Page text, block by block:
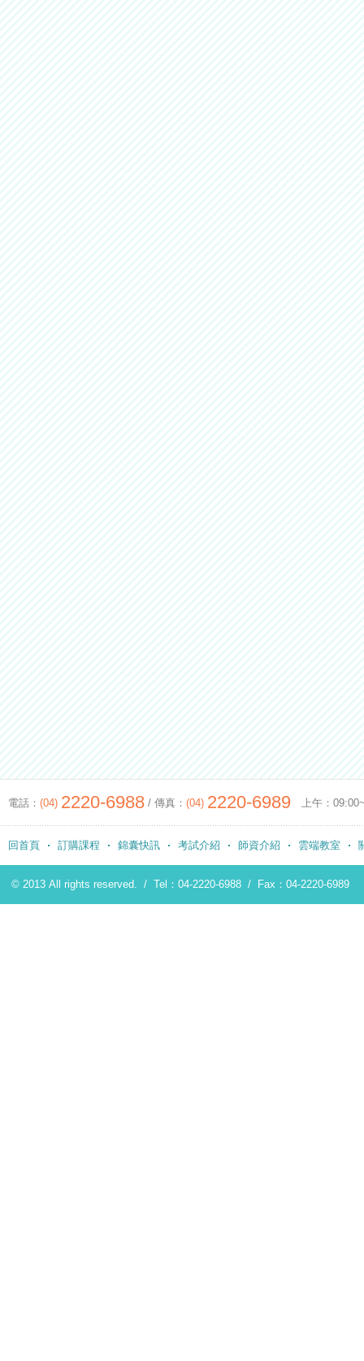
電話： (04) 2220-6988 / 傳真： (04) 2220-6989 上午：
回首頁 訂購課程 錦囊快訊 考試介紹 師資介紹 雲端教室
© 2013 All rights reserved. / Tel：04-2220-6988 / Fax：04-2220-6989